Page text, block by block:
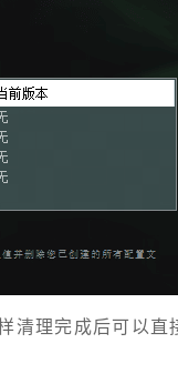
清理完成后可以直